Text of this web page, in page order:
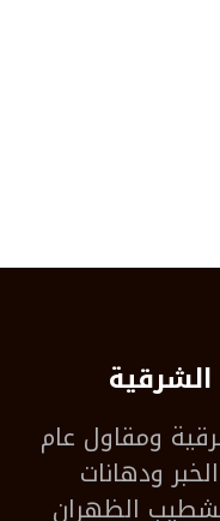
ومقاول عام
ودهانات
الظهران